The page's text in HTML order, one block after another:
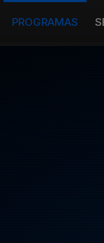
PROGRAMAS